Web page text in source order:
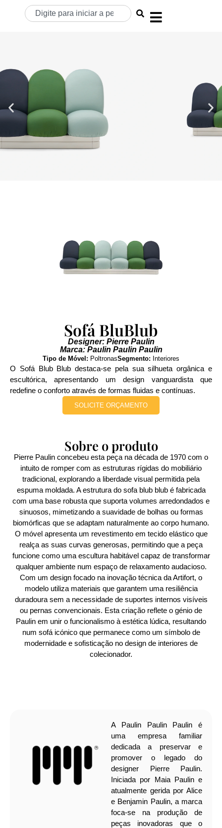
Sofá BluBlub
Designer: Pierre Paulin
Marca: Paulin Paulin Paulin
Tipo de Móvel: PoltronasSegmento: Interiores
O Sofá Blub Blub destaca-se pela sua silhueta orgânica e
escultórica, apresentando um design vanguardista que
redefine o conforto através de formas fluidas e contínuas.
SOLICITE ORÇAMENTO
Sobre o produto
Pierre Paulin concebeu esta peça na década de 1970 com o
intuito de romper com as estruturas rígidas do mobiliário
tradicional, explorando a liberdade visual permitida pela
espuma moldada. A estrutura do sofa blub blub é fabricada
com uma base robusta que suporta volumes arredondados e
sinuosos, mimetizando a suavidade de bolhas ou formas
biomórficas que se adaptam naturalmente ao corpo humano.
O móvel apresenta um revestimento em tecido elástico que
realça as suas curvas generosas, permitindo que a peça
funcione como uma escultura habitável capaz de transformar
qualquer ambiente num espaço de relaxamento audacioso.
Com um design focado na inovação técnica da Artifort, o
modelo utiliza materiais que garantem uma resiliência
duradoura sem a necessidade de suportes internos visíveis
ou pernas convencionais. Esta criação reflete o génio de
Paulin em unir o funcionalismo à estética lúdica, resultando
num sofá icónico que permanece como um símbolo de
modernidade e sofisticação no design de interiores de
colecionador.
A Paulin Paulin Paulin é
uma empresa familiar
dedicada a preservar e
promover o legado do
designer Pierre Paulin.
Iniciada por Maia Paulin e
atualmente gerida por Alice
e Benjamin Paulin, a marca
foca-se na produção de
peças inovadoras que o